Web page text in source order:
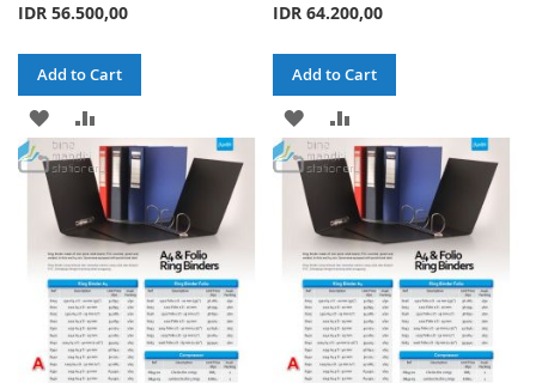
IDR 56.500,00
Add to Cart
ADD
TO
WISH
LIST
TO
COMPARE
IDR 64.200,00
Add to Cart
ADD
TO
WISH
LIST
TO
COMPARE